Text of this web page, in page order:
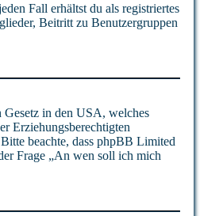
Fall erhältst du als registriertes
Beitritt zu Benutzergruppen
Gesetz in den USA, welches
Erziehungsberechtigten
beachte, dass phpBB Limited
Frage „An wen soll ich mich